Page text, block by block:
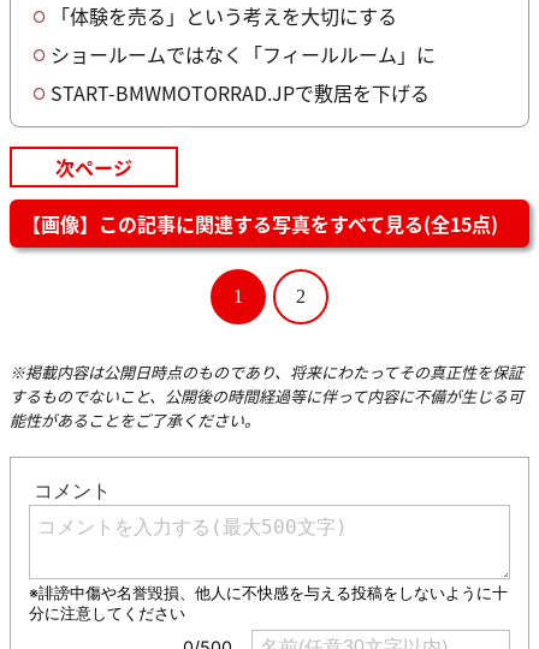
「体験を売る」という考えを大切にする
ショールームではなく「フィールルーム」に
START-BMWMOTORRAD.JPで敷居を下げる
次ページ
【画像】この記事に関連する写真をすべて見る(全15点)
1 2
※掲載内容は公開日時点のものであり、将来にわたってその真正性を保証
するものでないこと、公開後の時間経過等に伴って内容に不備が生じる可
能性があることをご了承ください。